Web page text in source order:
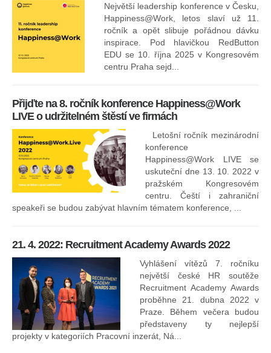
Největší leadership konference v Česku,
Happiness@Work, letos slaví už 11.
ročník a opět slibuje pořádnou dávku
inspirace. Pod hlavičkou RedButton
EDU se 10. října 2025 v Kongresovém
centru Praha sejd...
Přijďte na 8. ročník konference Happiness@Work
LIVE o udržitelném štěstí ve firmách
Letošní ročník mezinárodní
konference
Happiness@Work LIVE se
uskuteční dne 13. 10. 2022 v
pražském Kongresovém
centru. Čeští i zahraniční
speakeři se budou zabývat hlavním tématem konference, ...
21. 4. 2022: Recruitment Academy Awards 2022
Vyhlášení vítězů 7. ročníku
největší české HR soutěže
Recruitment Academy Awards
proběhne 21. dubna 2022 v
Praze. Během večera budou
představeny ty nejlepší
projekty v kategoriích Pracovní inzerát, Ná...